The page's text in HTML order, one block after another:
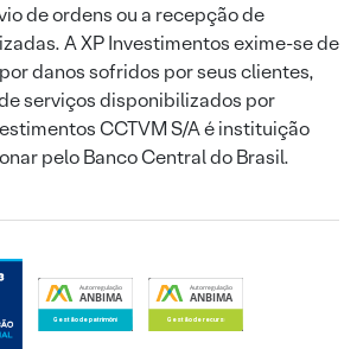
de ordens ou a recepção de
A XP Investimentos exime-se de
danos sofridos por seus clientes,
serviços disponibilizados por
CCTVM S/A é instituição
pelo Banco Central do Brasil.